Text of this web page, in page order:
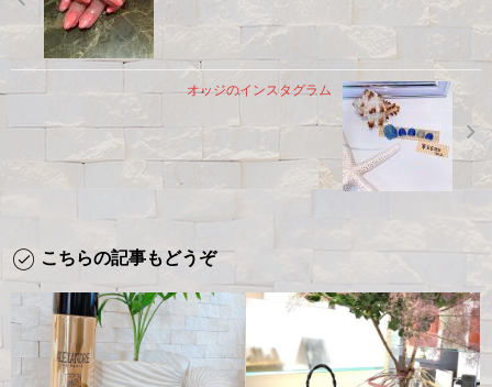
オッジのインスタグラム
こちらの記事もどうぞ